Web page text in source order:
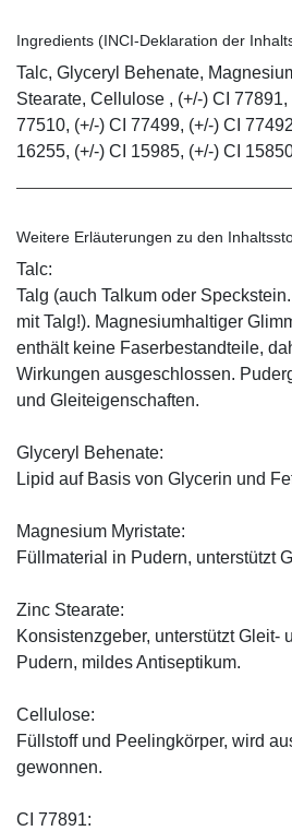
Ingredients (INCI-Deklaration der
Talc, Glyceryl Behenate,
Stearate, Cellulose , (+/-) CI 77891,
77510, (+/-) CI 77499, (+/-) CI
16255, (+/-) CI 15985, (+/-) CI
Weitere Erläuterungen zu den
Talc:
Talg (auch Talkum oder
mit Talg!). Magnesiumhaltiger
enthält keine Faserbestandteile,
Wirkungen ausgeschlossen.
und Gleiteigenschaften.
Glyceryl Behenate:
Lipid auf Basis von Glycerin und
Magnesium Myristate:
Füllmaterial in Pudern, unterstützt
Zinc Stearate:
Konsistenzgeber, unterstützt Gleit-
Pudern, mildes Antiseptikum.
Cellulose:
Füllstoff und Peelingkörper, wird
gewonnen.
CI 77891: